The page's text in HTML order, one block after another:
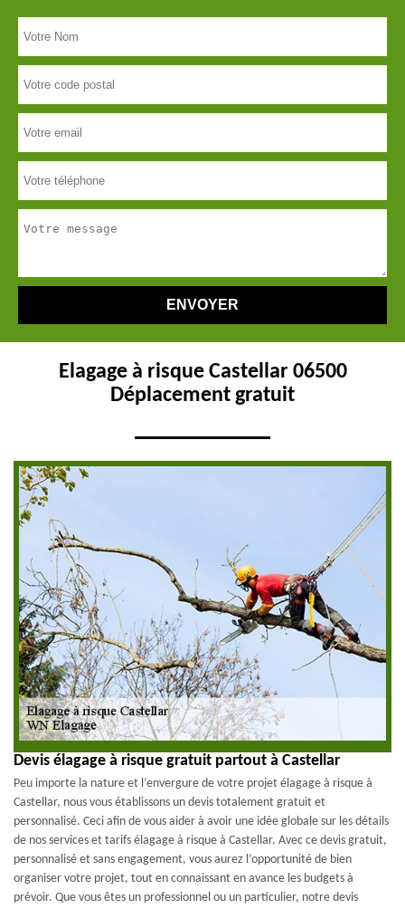
Elagage à risque Castellar 06500
Déplacement gratuit
Devis élagage à risque gratuit partout à Castellar
Peu importe la nature et l’envergure de votre projet élagage à risque à
Castellar, nous vous établissons un devis totalement gratuit et
personnalisé. Ceci afin de vous aider à avoir une idée globale sur les détails
de nos services et tarifs élagage à risque à Castellar. Avec ce devis gratuit,
personnalisé et sans engagement, vous aurez l’opportunité de bien
organiser votre projet, tout en connaissant en avance les budgets à
prévoir. Que vous êtes un professionnel ou un particulier, notre devis